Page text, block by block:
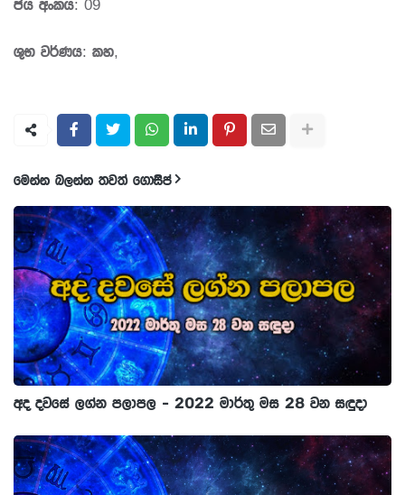
ජය අංකය: 09
ශුභ වර්ණය: කහ,
මෙන්න බලන්න තවත් ගොසිප්
අද දවසේ ලග්න පලාපල - 2022 මාර්තු මස 28 වන සඳුදා